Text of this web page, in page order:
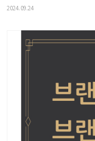
2024.09.24